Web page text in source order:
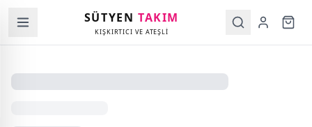
SÜTYENTAKIM
KIŞKIRTICI VE ATEŞLİ